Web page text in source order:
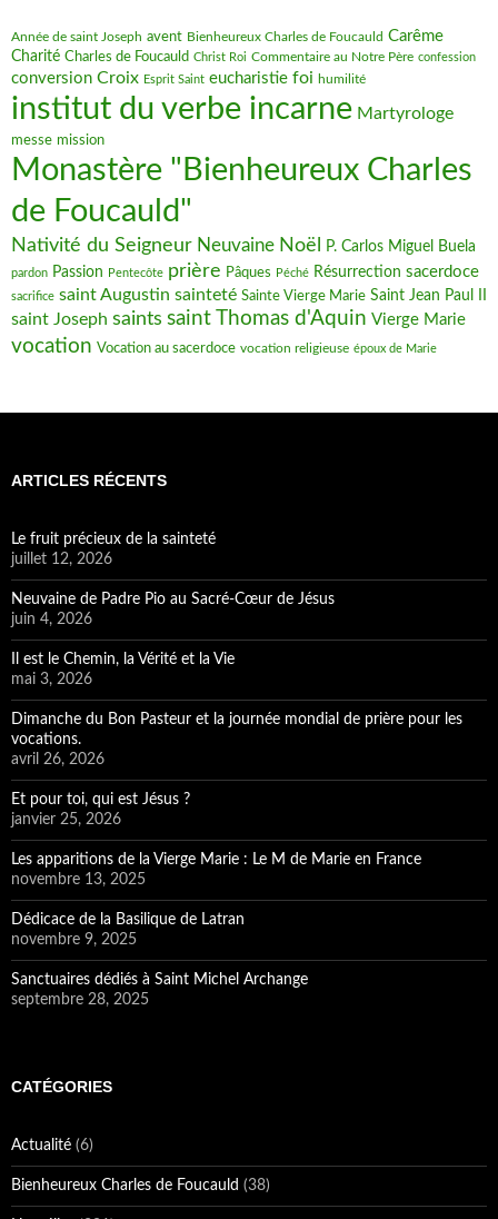
Année de saint Joseph avent Bienheureux Charles de Foucauld Carême
Charité Charles de Foucauld Christ Roi Commentaire au Notre Père confession
conversion Croix Esprit Saint eucharistie foi humilité
institut du verbe incarne Martyrologe
messe mission
Monastère "Bienheureux Charles
de Foucauld"
Nativité du Seigneur Neuvaine Noël P. Carlos Miguel Buela
pardon Passion Pentecôte prière Pâques Péché Résurrection sacerdoce
sacrifice saint Augustin sainteté Sainte Vierge Marie Saint Jean Paul II
saint Joseph saints saint Thomas d'Aquin Vierge Marie
vocation Vocation au sacerdoce vocation religieuse époux de Marie
ARTICLES RÉCENTS
Le fruit précieux de la sainteté
juillet 12, 2026
Neuvaine de Padre Pio au Sacré-Cœur de Jésus
juin 4, 2026
Il est le Chemin, la Vérité et la Vie
mai 3, 2026
Dimanche du Bon Pasteur et la journée mondial de prière pour les
vocations.
avril 26, 2026
Et pour toi, qui est Jésus ?
janvier 25, 2026
Les apparitions de la Vierge Marie : Le M de Marie en France
novembre 13, 2025
Dédicace de la Basilique de Latran
novembre 9, 2025
Sanctuaires dédiés à Saint Michel Archange
septembre 28, 2025
CATÉGORIES
Actualité (6)
Bienheureux Charles de Foucauld (38)